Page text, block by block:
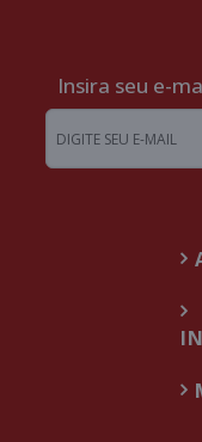
Insira seu e-